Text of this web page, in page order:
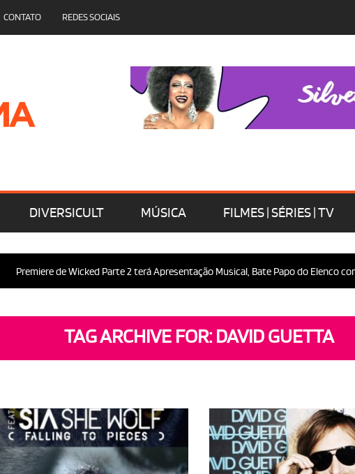
CONTATO REDES SOCIAIS
DIVERSICULT MÚSICA FILMES | SÉRIES | TV
Premiere de Wicked Parte 2 terá Apresentação Musical, Bate Papo do Elenco com o
TAG ARCHIVE FOR: DAVID GUETTA